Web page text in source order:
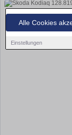
Alle Cookies
Einstellungen